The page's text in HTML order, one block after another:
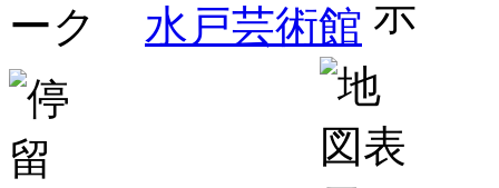
水戸芸術館